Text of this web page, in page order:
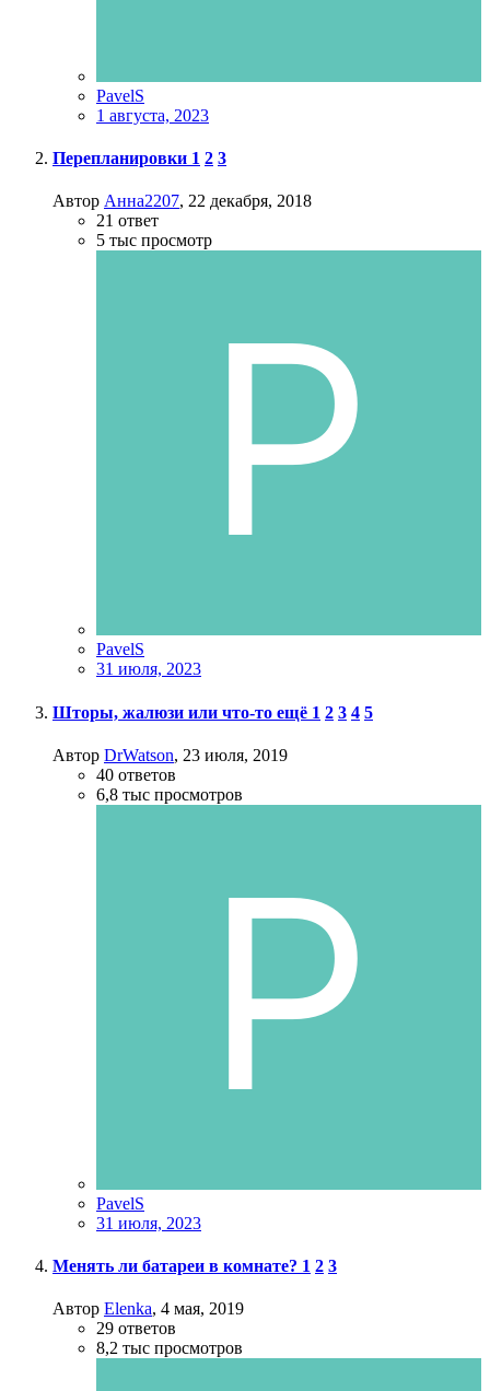
PavelS
1 августа, 2023
Перепланировки 1 2 3
Автор Анна2207, 22 декабря, 2018
21 ответ
5 тыс просмотр
PavelS
31 июля, 2023
Шторы, жалюзи или что-то ещё 1 2 3 4 5
Автор DrWatson, 23 июля, 2019
40 ответов
6,8 тыс просмотров
PavelS
31 июля, 2023
Менять ли батареи в комнате? 1 2 3
Автор Elenka, 4 мая, 2019
29 ответов
8,2 тыс просмотров